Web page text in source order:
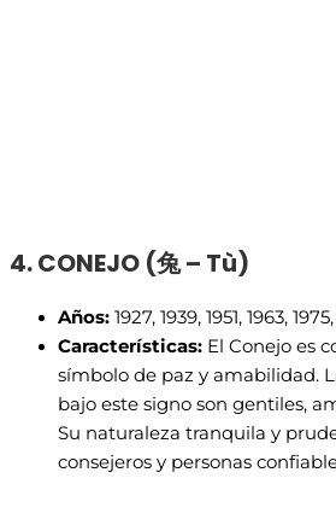
4. CONEJO (兔 – Tù)
Años: 1927, 1939, 1951, 1963,
Características: El Conejo es
símbolo de paz y amabilidad.
bajo este signo son gentiles,
Su naturaleza tranquila y
consejeros y personas